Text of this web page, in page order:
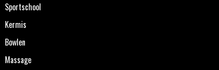
Sportschool
Kermis
Bowlen
Massage